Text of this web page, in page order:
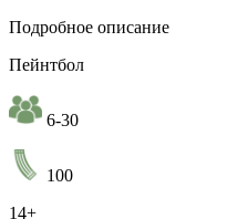
Подробное описание
Пейнтбол
6-30
100
14+